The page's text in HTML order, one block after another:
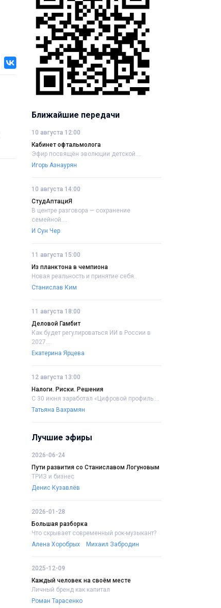
Ближайшие передачи
10 августа 12:00
Кабинет офтальмолога
Эфир посвящён эволюции детской....
Игорь Азнаурян
10 августа 14:00
СтудАптациЯ
В центре разговора — сохранение
семейной....
И Сун Чер
11 августа 15:00
Из планктона в чемпиона
Новая реальность и принятие себя..
Станислав Ким
11 августа 18:00
Деловой Гамбит
Как будет регулироваться ИИ в России в
2027....
Екатерина Ярцева
12 августа 13:00
Налоги. Риски. Решения
С 30 июня заработал «Цифровой профиль....
Татьяна Вахрамян
Лучшие эфиры
2026-06-24
Пути развития со Станиславом Логуновым
ТРИЗ и бизнес
Денис Кузавлёв
2026-01-28
Большая разборка
Что скрывает современный рок-музыкант?
Алена Хоробрых
Михаил Забродин
2025-12-09
Каждый человек на своём месте
Личный бренд как капитал
Роман Тарасенко